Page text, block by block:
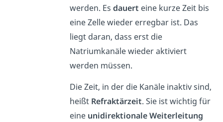
werden. Es dauert eine kurze Zeit bis
eine Zelle wieder erregbar ist. Das
liegt daran, dass erst die
Natriumkanäle wieder aktiviert
werden müssen.
Die Zeit, in der die Kanäle inaktiv sind,
heißt Refraktärzeit. Sie ist wichtig für
eine unidirektionale Weiterleitung